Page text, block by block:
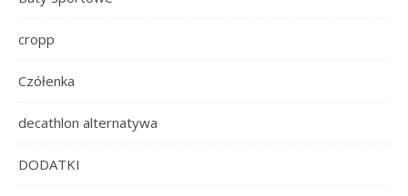
cropp
Czółenka
decathlon alternatywa
DODATKI